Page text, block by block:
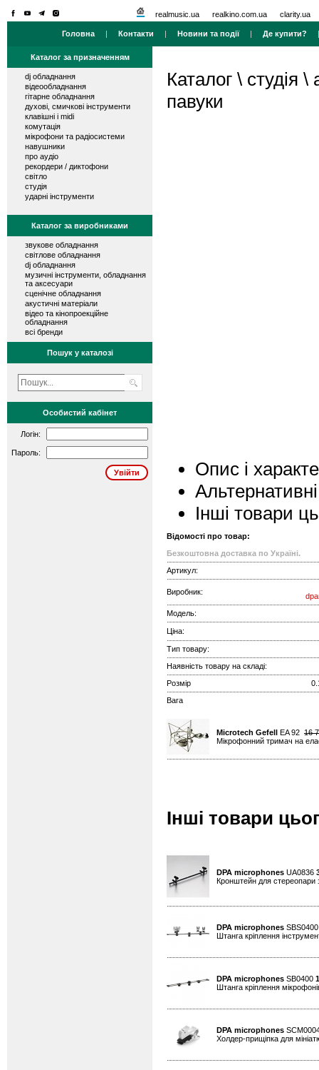
realmusic.ua realkino.com.ua clarity.ua
Головна | Контакти | Новини та події| Де купити?
Каталог за призначенням
dj обладнання
відеообладнання
гітарне обладнання
духові, смичкові інструменти
клавішні і midi
комутація
мікрофони та радіосистеми
навушники
про аудіо
рекордери / диктофони
світло
студія
ударні інструменти
Каталог за виробниками
звукове обладнання
світлове обладнання
dj обладнання
музичні інструменти, обладнання
та аксесуари
сценічне обладнання
акустичні матеріали
відео та кінопроекційне
обладнання
всі бренди
Пошук у каталозі
Особистий кабінет
Логін:
Пароль:
Каталог \ студія \
павуки
Опис і
Інші товари
Відомості про товар:
Безкоштовна доставка по Україні.
Артикул:
Виробник:
Модель:
Ціна:
Тип товару:
Наявність товару на складі:
Розмір
Вага
Microtech Gefell EA 92 16
Мікрофонний тримач на
Інші товари
DPA microphones UA0836
Кронштейн для
DPA microphones
Штанга кріплення
DPA microphones SB0400
Штанга кріплення
DPA microphones
Холдер-прищіпка для